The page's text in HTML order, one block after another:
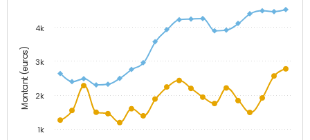
Montant (euros)
1k
2k
3k
4k